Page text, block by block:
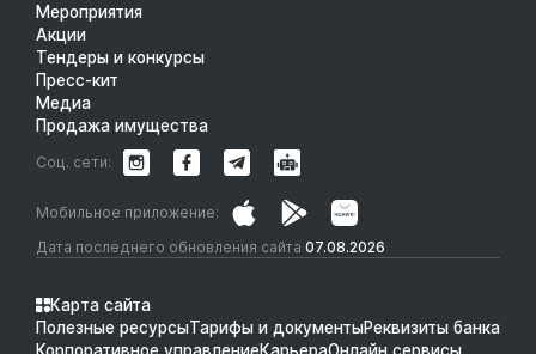
Мероприятия
Акции
Тендеры и конкурсы
Пресс-кит
Медиа
Продажа имущества
Дата последнего обновления сайта 07.08.2026
Мобильное приложение:
Соц. сети:
Карта сайта
Полезные ресурсыТарифы и документыРеквизиты банка
Корпоративное управлениеКарьераОнлайн сервисы